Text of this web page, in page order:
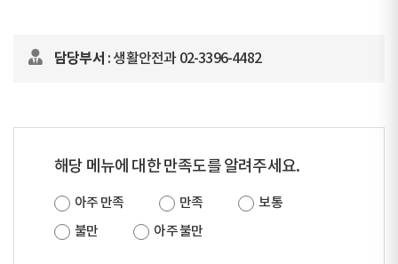
담당부서 : 생활안전과 02-3396-4482
해당 메뉴에 대한 만족도를 알려주세요.
아주 만족 만족
보통
불만
아주 불만